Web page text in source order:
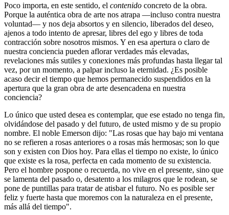
Poco importa, en este sentido, el contenido concreto de la obra.
Porque la auténtica obra de arte nos atrapa ―incluso contra nuestra
voluntad― y nos deja absortos y en silencio, liberados del deseo,
ajenos a todo intento de apresar, libres del ego y libres de toda
contracción sobre nosotros mismos. Y en esa apertura o claro de
nuestra conciencia pueden aflorar verdades más elevadas,
revelaciones más sutiles y conexiones más profundas hasta llegar tal
vez, por un momento, a palpar incluso la eternidad. ¿Es posible
acaso decir el tiempo que hemos permanecido suspendidos en la
apertura que la gran obra de arte desencadena en nuestra
conciencia?
Lo único que usted desea es contemplar, que ese estado no tenga fin,
olvidándose del pasado y del futuro, de usted mismo y de su propio
nombre. El noble Emerson dijo: "Las rosas que hay bajo mi ventana
no se refieren a rosas anteriores o a rosas más hermosas; son lo que
son y existen con Dios hoy. Para ellas el tiempo no existe, lo único
que existe es la rosa, perfecta en cada momento de su existencia.
Pero el hombre pospone o recuerda, no vive en el presente, sino que
se lamenta del pasado o, desatento a los milagros que le rodean, se
pone de puntillas para tratar de atisbar el futuro. No es posible ser
feliz y fuerte hasta que moremos con la naturaleza en el presente,
más allá del tiempo".